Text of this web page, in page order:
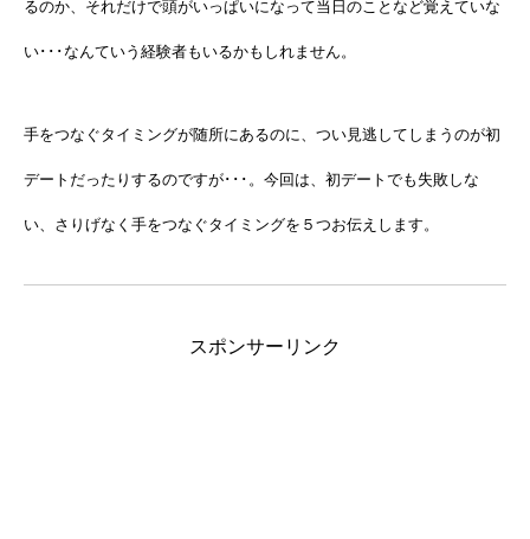
るのか、それだけで頭がいっぱいになって当日のことなど覚えていな
い･･･なんていう経験者もいるかもしれません。
手をつなぐタイミングが随所にあるのに、つい見逃してしまうのが初
デートだったりするのですが･･･。今回は、初デートでも失敗しな
い、さりげなく手をつなぐタイミングを５つお伝えします。
スポンサーリンク